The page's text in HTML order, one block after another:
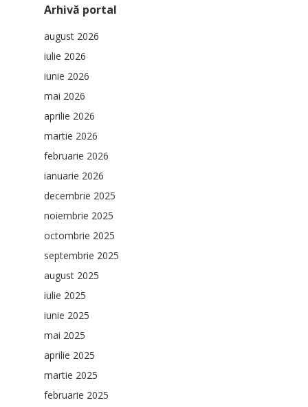
Arhivă portal
august 2026
iulie 2026
iunie 2026
mai 2026
aprilie 2026
martie 2026
februarie 2026
ianuarie 2026
decembrie 2025
noiembrie 2025
octombrie 2025
septembrie 2025
august 2025
iulie 2025
iunie 2025
mai 2025
aprilie 2025
martie 2025
februarie 2025